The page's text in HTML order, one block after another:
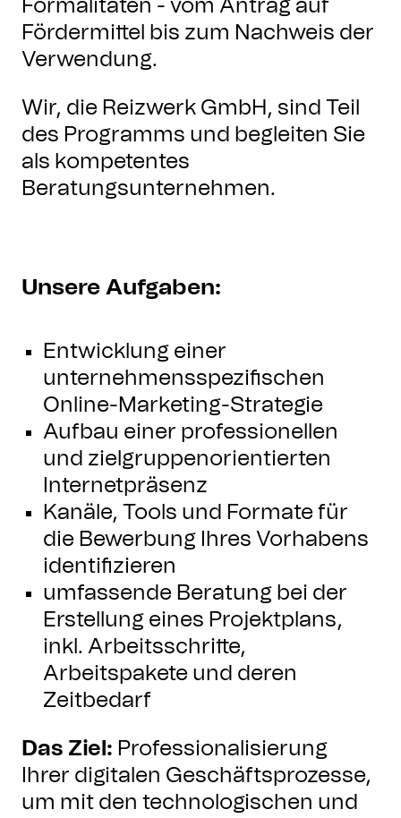
Formalitäten - vom Antrag auf
Fördermittel bis zum Nachweis der
Verwendung.
Wir, die Reizwerk GmbH, sind Teil
des Programms und begleiten Sie
als kompetentes
Beratungsunternehmen.
Unsere Aufgaben:
Entwicklung einer
unternehmensspezifischen
Online-Marketing-Strategie
Aufbau einer professionellen
und zielgruppenorientierten
Internetpräsenz
Kanäle, Tools und Formate für
die Bewerbung Ihres Vorhabens
identifizieren
umfassende Beratung bei der
Erstellung eines Projektplans,
inkl. Arbeitsschritte,
Arbeitspakete und deren
Zeitbedarf
Das Ziel: Professionalisierung
Ihrer digitalen Geschäftsprozesse,
um mit den technologischen und